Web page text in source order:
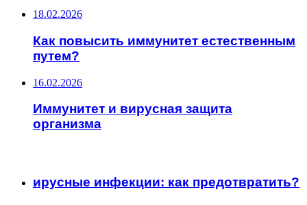
18.02.2026
Как повысить иммунитет естественным
путем?
16.02.2026
Иммунитет и вирусная защита
организма
ирусные инфекции: как предотвратить?